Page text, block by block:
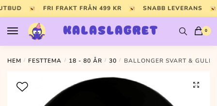
Skip
to
navigation
Skip
to
content
FRI FRAKT FRÅN 499 KR SNABB LEVERANS
KALASLAGRET 0
HEM / FESTTEMA / 18 - 80 ÅR / 30 / BALLONGER SVART &
🔍